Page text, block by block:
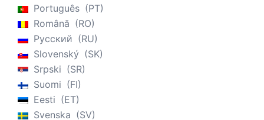
Português
PT
Română
RO
Русский
RU
Slovenský
SK
Srpski
SR
Suomi
FI
Eesti
ET
Svenska
SV